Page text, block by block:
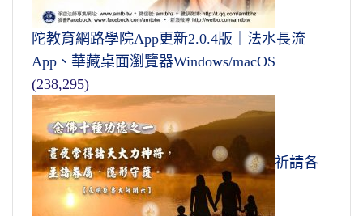
陀教育網路學院App更新2.0.4版｜法水長流
App、華藏桌面瀏覽器Windows/macOS
(238,295)
祈請各